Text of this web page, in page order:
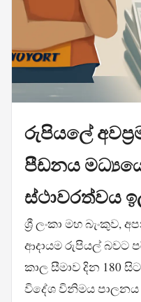
රුපියලේ
පීඩනය
ස්ථාවරත්වය
ශ්‍රී ලංකා මහ
ආදායම රුපියල් බවට
කාල සීමාව දින 180
විදේශ විනිමය පාලනය